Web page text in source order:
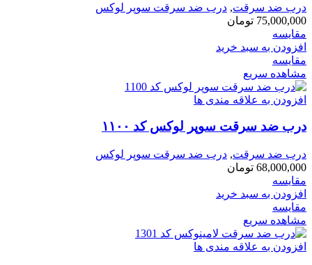
درب ضد سرقت, درب ضد سرقت سوپر لوکس
75,000,000 تومان
مقایسه
افزودن به سبد خرید
مقایسه
مشاهده سریع
افزودن به علاقه مندی ها
درب ضد سرقت سوپر لوکس کد ۱۱۰۰
درب ضد سرقت, درب ضد سرقت سوپر لوکس
68,000,000 تومان
مقایسه
افزودن به سبد خرید
مقایسه
مشاهده سریع
افزودن به علاقه مندی ها